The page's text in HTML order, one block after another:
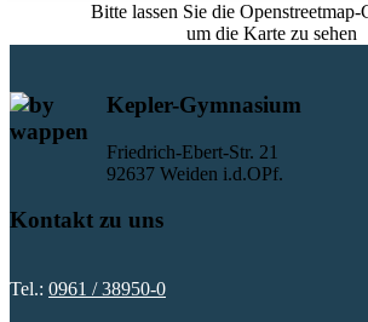
Bitte lassen Sie die Openstreetmap-
um die Karte zu sehen
Kepler-Gymnasium
Friedrich-Ebert-Str. 21
92637 Weiden i.d.OPf.
Kontakt zu uns
Tel.: 0961 / 38950-0